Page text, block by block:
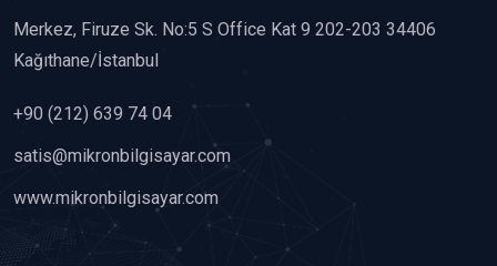
Merkez, Firuze Sk. No:5 S Office Kat 9 202-203 34406
Kağıthane/İstanbul
+90 (212) 639 74 04
satis@mikronbilgisayar.com
www.mikronbilgisayar.com